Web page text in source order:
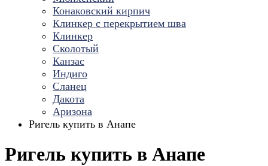
Конаковский кирпич
Клинкер с перекрытием шва
Клинкер
Сколотый
Канзас
Индиго
Сланец
Дакота
Аризона
Ригель купить в Анапе
Ригель купить в Анапе